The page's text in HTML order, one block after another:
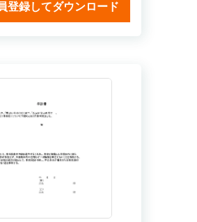
登録してダウンロード